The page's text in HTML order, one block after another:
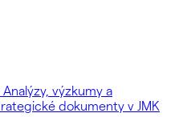
Analýzy, výzkumy a
dokumenty v JMK